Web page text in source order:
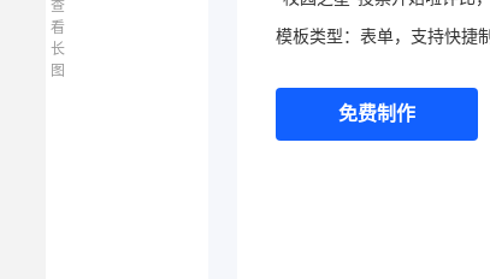
查
看
长
图
模板类型：表单，支持快捷
免费制作